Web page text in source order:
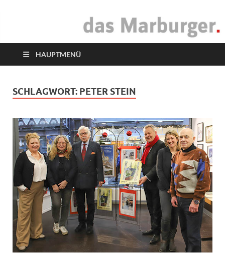
das Marburger.
HAUPTMENÜ
SCHLAGWORT: PETER STEIN